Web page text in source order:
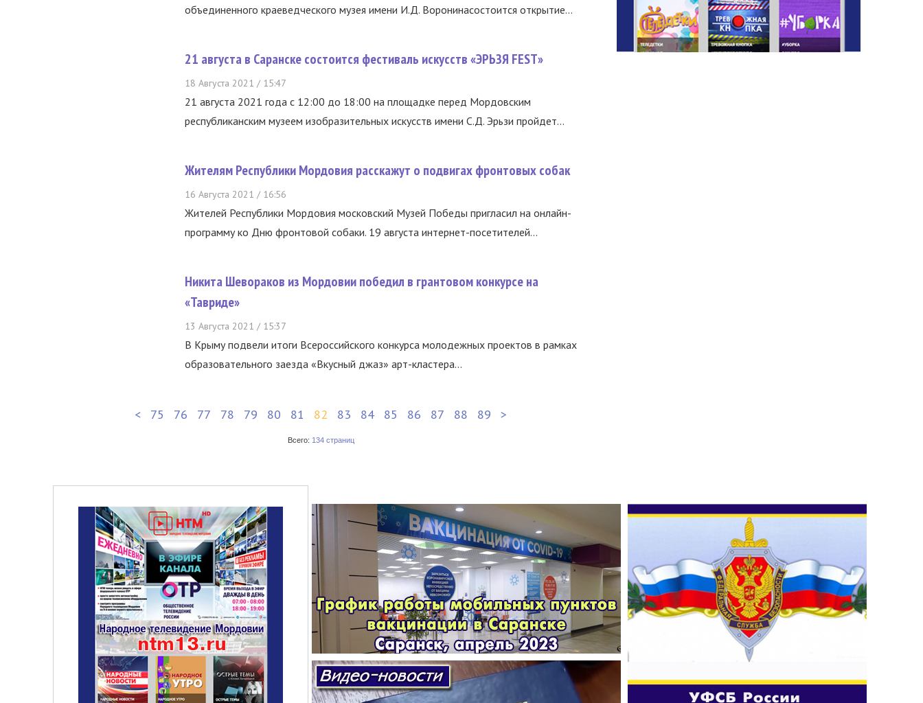
объединенного краеведческого музея имени И.Д. Воронинасостоится открытие...
21 августа в Саранске состоится фестиваль искусств «ЭРЬЗЯ FEST»
18 Августа 2021 / 15:47
21 августа 2021 года с 12:00 до 18:00 на площадке перед Мордовским
республиканским музеем изобразительных искусств имени С.Д. Эрьзи пройдет...
Жителям Республики Мордовия расскажут о подвигах фронтовых собак
16 Августа 2021 / 16:56
Жителей Республики Мордовия московский Музей Победы пригласил на онлайн-
программу ко Дню фронтовой собаки. 19 августа интернет-посетителей...
Никита Шевораков из Мордовии победил в грантовом конкурсе на
«Тавриде»
13 Августа 2021 / 15:37
В Крыму подвели итоги Всероссийского конкурса молодежных проектов в рамках
образовательного заезда «Вкусный джаз» арт-кластера...
< 75 76 77 78 79 80 81 82 83 84 85 86 87 88 89 >
Всего: 134 страниц